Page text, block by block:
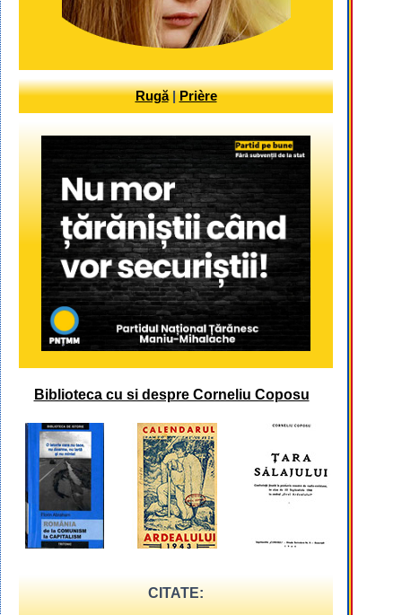
Rugă|Prière
Biblioteca cu si despre Corneliu Coposu
CITATE: